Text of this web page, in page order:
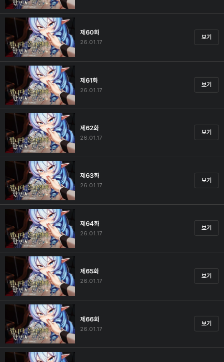
제60화
26.01.17
보기
제61화
26.01.17
보기
제62화
26.01.17
보기
제63화
26.01.17
보기
제64화
26.01.17
보기
제65화
26.01.17
보기
제66화
26.01.17
보기